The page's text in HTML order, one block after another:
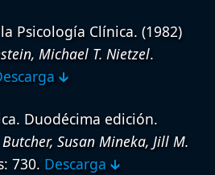
Psicología Clínica. (1982)
Michael T. Nietzel.
🡳
Duodécima edición.
Butcher, Susan Mineka, Jill M.
730. Descarga 🡳